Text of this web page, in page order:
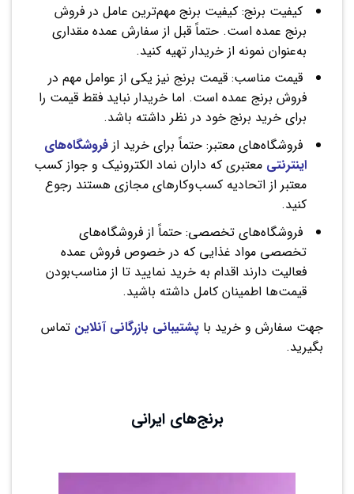
کیفیت برنج: کیفیت برنج مهم‌ترین عامل در فروش
برنج عمده است. حتماً قبل از سفارش عمده مقداری
به‌عنوان نمونه از خریدار تهیه کنید.
قیمت مناسب: قیمت برنج نیز یکی از عوامل مهم در
فروش برنج عمده است. اما خریدار نباید فقط قیمت را
برای خرید برنج خود در نظر داشته باشد.
فروشگاه‌های معتبر: حتماً برای خرید از فروشگاه‌های
اینترنتی معتبری که داران نماد الکترونیک و جواز کسب
معتبر از اتحادیه کسب‌وکارهای مجازی هستند رجوع
کنید.
فروشگاه‌های تخصصی: حتماً از فروشگاه‌های
تخصصی مواد غذایی که در خصوص فروش عمده
فعالیت دارند اقدام به خرید نمایید تا از مناسب‌بودن
قیمت‌ها اطمینان کامل داشته باشید.
جهت سفارش و خرید با پشتیبانی بازرگانی آنلاین تماس
بگیرید.
برنج‌های ایرانی